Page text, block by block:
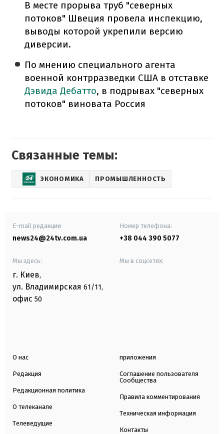
В месте прорыва труб "северных
потоков" Швеция провела инспекцию,
выводы которой укрепили версию
диверсии.
По мнению специального агента
военной контрразведки США в отставке
Дэвида Дебатто, в подрывах "северных
потоков" виновата Россия
Связанные темы:
ЭКОНОМИКА ПРОМЫШЛЕННОСТЬ
E-mail редакции
news24@24tv.com.ua
Номер телефона:
+38 044 390 5077
Мы здесь:
г. Киев,
ул. Владимирская 61/11,
офис 50
Мы в соцсетях:
О нас
Редакция
Редакционная политика
О телеканале
Телеведущие
приложения
Соглашение пользователя
Сообщества
Правила комментирования
Техническая информация
Контакты